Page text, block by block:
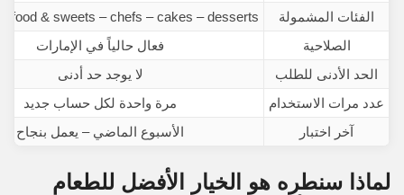
الفئات المشمولة
food & sweets – chefs – cakes – desserts
الصلاحية
فعال حالياً في الإمارات
الحد الأدنى للطلب
لا يوجد حد أدنى
عدد مرات الاستخدام
مرة واحدة لكل حساب جديد
آخر اختبار
الأسبوع الماضي – يعمل بنجاح
لماذا سنطره هو الخيار الأفضل للطعام